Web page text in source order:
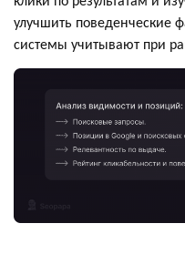
улучшить поведенческие
системы учитывают при